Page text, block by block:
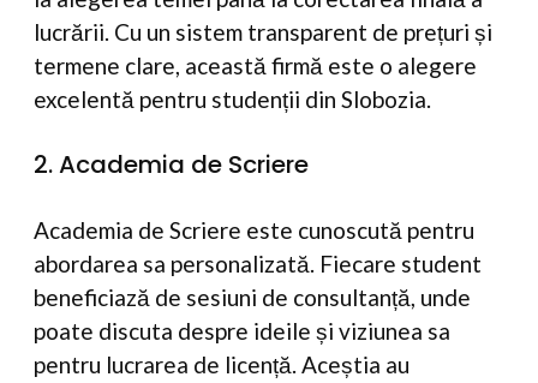
lucrării. Cu un sistem transparent de prețuri și
termene clare, această firmă este o alegere
excelentă pentru studenții din Slobozia.
2. Academia de Scriere
Academia de Scriere este cunoscută pentru
abordarea sa personalizată. Fiecare student
beneficiază de sesiuni de consultanță, unde
poate discuta despre ideile și viziunea sa
pentru lucrarea de licență. Aceștia au